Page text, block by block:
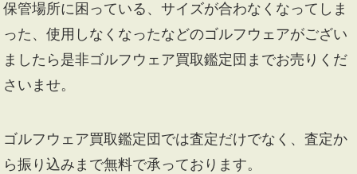
保管場所に困っている、サイズが合わなくなってしま
った、使用しなくなったなどのゴルフウェアがござい
ましたら是非ゴルフウェア買取鑑定団までお売りくだ
さいませ。
ゴルフウェア買取鑑定団では査定だけでなく、査定か
ら振り込みまで無料で承っております。